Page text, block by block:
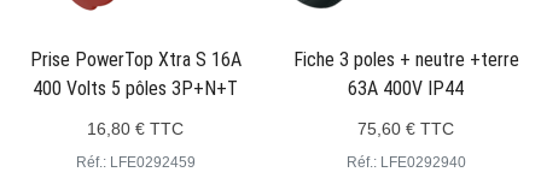
Prise PowerTop Xtra S 16A
400 Volts 5 pôles 3P+N+T
16,80 € TTC
Réf.: LFE0292459
Fiche 3 poles + neutre +terre
63A 400V IP44
75,60 € TTC
Réf.: LFE0292940